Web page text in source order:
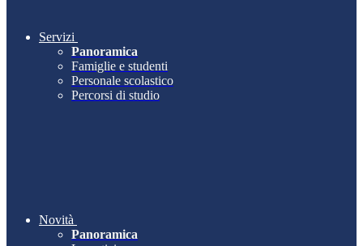
Servizi
Panoramica
Famiglie e studenti
Personale scolastico
Percorsi di studio
Novità
Panoramica